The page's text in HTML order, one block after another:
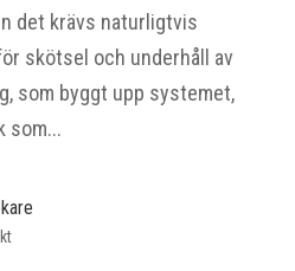
det krävs naturligtvis
skötsel och underhåll av
som byggt upp systemet,
som...